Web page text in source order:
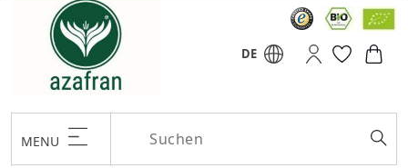
DE
MENU